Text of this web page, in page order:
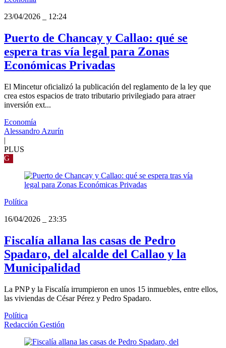
23/04/2026
12:24
Puerto de Chancay y Callao: qué se
espera tras vía legal para Zonas
Económicas Privadas
El Mincetur oficializó la publicación del reglamento de la ley que
crea estos espacios de trato tributario privilegiado para atraer
inversión ext...
Economía
Alessandro Azurín
|
PLUS
G
Política
16/04/2026
23:35
Fiscalía allana las casas de Pedro
Spadaro, del alcalde del Callao y la
Municipalidad
La PNP y la Fiscalía irrumpieron en unos 15 inmuebles, entre ellos,
las viviendas de César Pérez y Pedro Spadaro.
Política
Redacción Gestión